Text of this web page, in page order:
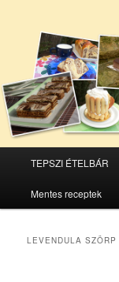
Tovább
az
Tovább
a
TEPSZI ÉTELBÁR
Mentes receptek
LEVENDULA SZÖRP